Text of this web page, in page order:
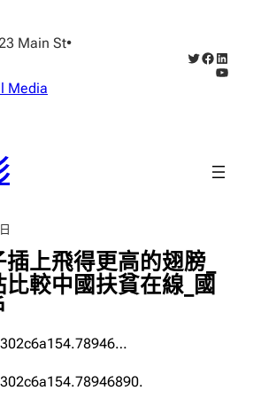
Main St•
Media
X Facebook
上飛得更高的翅膀_
較中國扶貧在線_國